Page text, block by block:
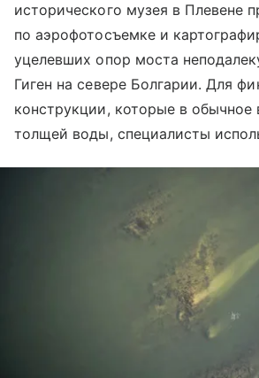
исторического музея в Плевене
по аэрофотосъемке и
уцелевших опор моста
Гиген на севере Болгарии. Для
конструкции, которые в
толщей воды, специалисты